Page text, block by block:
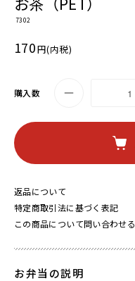
7302
170円(内税)
購入数
返品について
特定商取引法に基づく表記
この商品について問い合わせる
お弁当の説明